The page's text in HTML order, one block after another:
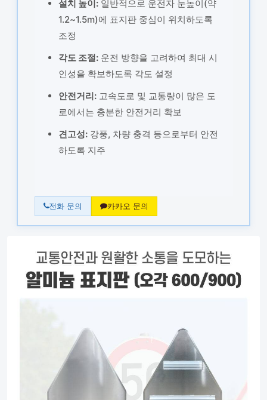
설치 높이:일반적으로 운전자 눈높이(약
1.2~1.5m)에 표지판 중심이 위치하도록
조정
각도 조절:운전 방향을 고려하여 최대 시
인성을 확보하도록 각도 설정
안전거리:고속도로 및 교통량이 많은 도
로에서는 충분한 안전거리 확보
견고성:강풍, 차량 충격 등으로부터 안전
하도록 지주
전화 문의 카카오 문의